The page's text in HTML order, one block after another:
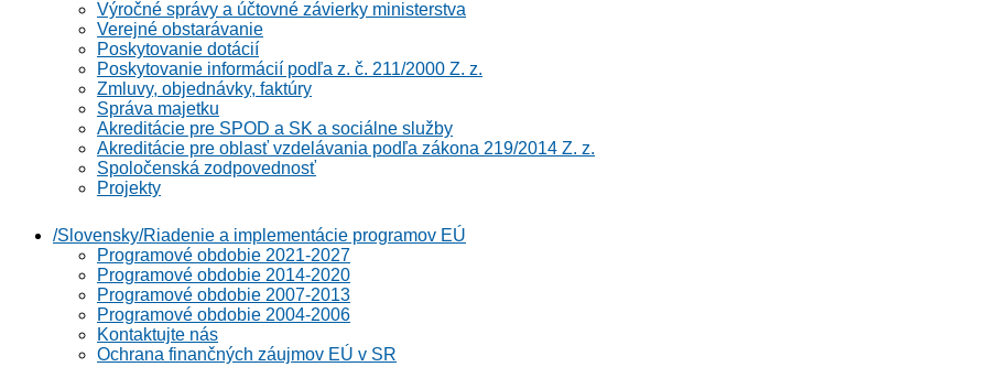
Výročné správy a účtovné závierky ministerstva
Verejné obstarávanie
Poskytovanie dotácií
Poskytovanie informácií podľa z. č. 211/2000 Z. z.
Zmluvy, objednávky, faktúry
Správa majetku
Akreditácie pre SPOD a SK a sociálne služby
Akreditácie pre oblasť vzdelávania podľa zákona 219/2014 Z. z.
Spoločenská zodpovednosť
Projekty
/Slovensky/Riadenie a implementácie programov EÚ
Programové obdobie 2021-2027
Programové obdobie 2014-2020
Programové obdobie 2007-2013
Programové obdobie 2004-2006
Kontaktujte nás
Ochrana finančných záujmov EÚ v SR